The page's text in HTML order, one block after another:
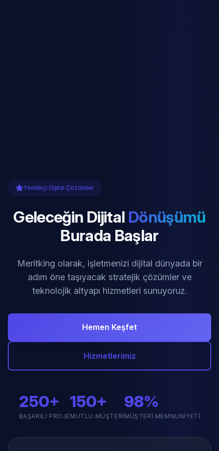
Yenilikçi Dijital Çözümler
Geleceğin Dijital Dönüşümü
Burada Başlar
Meritking olarak, işletmenizi dijital dünyada bir
adım öne taşıyacak stratejik çözümler ve
teknolojik altyapı hizmetleri sunuyoruz.
Hemen Keşfet
Hizmetlerimiz
250+
BAŞARILI PROJE
150+
MUTLU MÜŞTERI
98%
MÜŞTERI MEMNUNIYETI